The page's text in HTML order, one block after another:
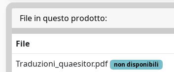
File in questo prodotto:
File
Traduzioni_quaesitor.pdf
non disponibili